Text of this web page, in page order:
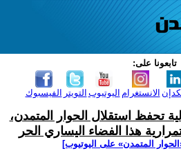
تابعونا على:
الفيسبوك التويتر اليوتيوب الانستغرام
تحفظ استقلال الحوار المتمدن،
هذا الفضاء اليساري الحر
المتمدن» على اليوتيوب]